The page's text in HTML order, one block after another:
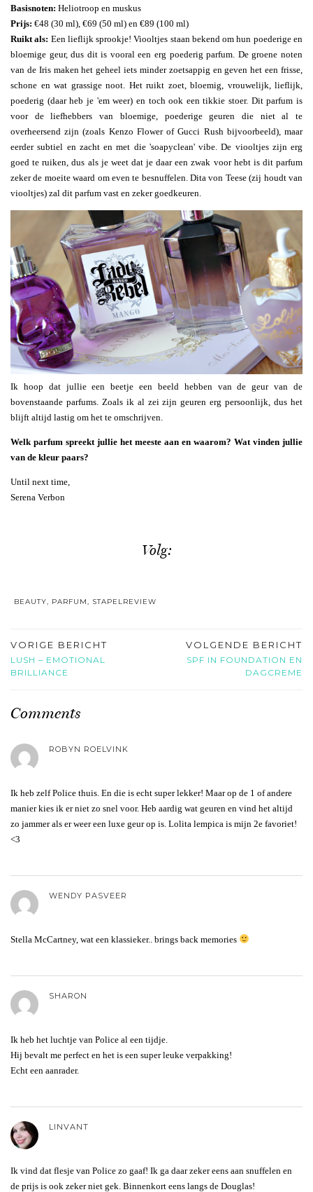
Basisnoten: Heliotroop en muskus
Prijs: €48 (30 ml), €69 (50 ml) en €89 (100 ml)
Ruikt als: Een lieflijk sprookje! Viooltjes staan bekend om hun poederige en
bloemige geur, dus dit is vooral een erg poederig parfum. De groene noten
van de Iris maken het geheel iets minder zoetsappig en geven het een frisse,
schone en wat grassige noot. Het ruikt zoet, bloemig, vrouwelijk, lieflijk,
poederig (daar heb je 'em weer) en toch ook een tikkie stoer. Dit parfum is
voor de liefhebbers van bloemige, poederige geuren die niet al te
overheersend zijn (zoals Kenzo Flower of Gucci Rush bijvoorbeeld), maar
eerder subtiel en zacht en met die 'soapyclean' vibe. De viooltjes zijn erg
goed te ruiken, dus als je weet dat je daar een zwak voor hebt is dit parfum
zeker de moeite waard om even te besnuffelen. Dita von Teese (zij houdt van
viooltjes) zal dit parfum vast en zeker goedkeuren.
Ik hoop dat jullie een beetje een beeld hebben van de geur van de
bovenstaande parfums. Zoals ik al zei zijn geuren erg persoonlijk, dus het
blijft altijd lastig om het te omschrijven.
Welk parfum spreekt jullie het meeste aan en waarom? Wat vinden jullie
van de kleur paars?
Until next time,
Serena Verbon
Volg:
BEAUTY PARFUM STAPELREVIEW
VORIGE BERICHT
LUSH – EMOTIONAL
BRILLIANCE
VOLGENDE BERICHT
SPF IN FOUNDATION EN
DAGCREME
Comments
ROBYN ROELVINK
Ik heb zelf Police thuis. En die is echt super lekker! Maar op de 1 of andere
manier kies ik er niet zo snel voor. Heb aardig wat geuren en vind het altijd
zo jammer als er weer een luxe geur op is. Lolita lempica is mijn 2e favoriet!
<3
WENDY PASVEER
Stella McCartney, wat een klassieker.. brings back memories
SHARON
Ik heb het luchtje van Police al een tijdje.
Hij bevalt me perfect en het is een super leuke verpakking!
Echt een aanrader.
LINVANT
Ik vind dat flesje van Police zo gaaf! Ik ga daar zeker eens aan snuffelen en
de prijs is ook zeker niet gek. Binnenkort eens langs de Douglas!